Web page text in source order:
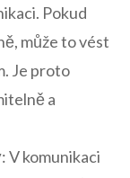
Pokud
může​ to vést
Je ⁤proto
a
:‍ V⁤ komunikaci